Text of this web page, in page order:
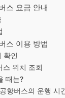
스 요금 안내
스 이용 방법
확인
스 위치 조회
때는?
항버스의 운행 시